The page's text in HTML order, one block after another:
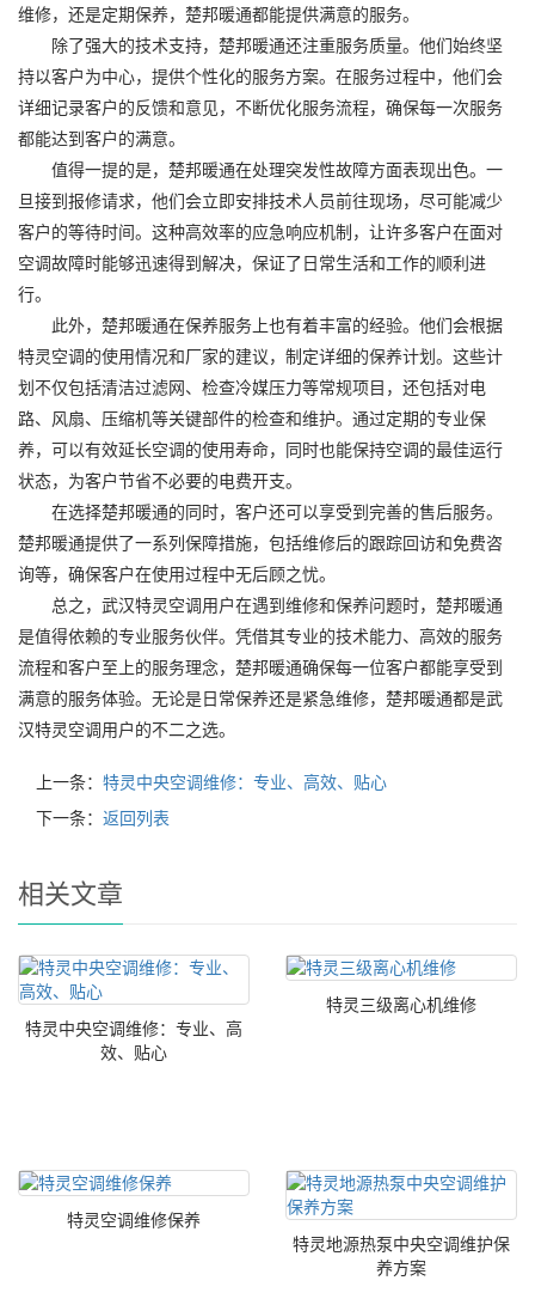
维修，还是定期保养，楚邦暖通都能提供满意的服务。
除了强大的技术支持，楚邦暖通还注重服务质量。他们始终坚
持以客户为中心，提供个性化的服务方案。在服务过程中，他们会
详细记录客户的反馈和意见，不断优化服务流程，确保每一次服务
都能达到客户的满意。
值得一提的是，楚邦暖通在处理突发性故障方面表现出色。一
旦接到报修请求，他们会立即安排技术人员前往现场，尽可能减少
客户的等待时间。这种高效率的应急响应机制，让许多客户在面对
空调故障时能够迅速得到解决，保证了日常生活和工作的顺利进
行。
此外，楚邦暖通在保养服务上也有着丰富的经验。他们会根据
特灵空调的使用情况和厂家的建议，制定详细的保养计划。这些计
划不仅包括清洁过滤网、检查冷媒压力等常规项目，还包括对电
路、风扇、压缩机等关键部件的检查和维护。通过定期的专业保
养，可以有效延长空调的使用寿命，同时也能保持空调的最佳运行
状态，为客户节省不必要的电费开支。
在选择楚邦暖通的同时，客户还可以享受到完善的售后服务。
楚邦暖通提供了一系列保障措施，包括维修后的跟踪回访和免费咨
询等，确保客户在使用过程中无后顾之忧。
总之，武汉特灵空调用户在遇到维修和保养问题时，楚邦暖通
是值得依赖的专业服务伙伴。凭借其专业的技术能力、高效的服务
流程和客户至上的服务理念，楚邦暖通确保每一位客户都能享受到
满意的服务体验。无论是日常保养还是紧急维修，楚邦暖通都是武
汉特灵空调用户的不二之选。
上一条： 特灵中央空调维修：专业、高效、贴心
下一条： 返回列表
相关文章
特灵中央空调维修：专业、高
效、贴心
特灵三级离心机维修
特灵空调维修保养
特灵地源热泵中央空调维护保
养方案